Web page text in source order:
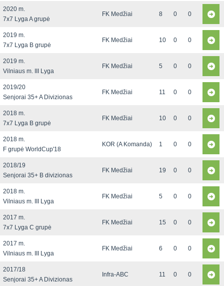
2020 m.
7x7 Lyga A grupė
FK Medžiai 8 0 0
2019 m.
7x7 Lyga B grupė
FK Medžiai 10 0 0
2019 m.
Vilniaus m. III Lyga
FK Medžiai 5 0 0
2019/20
Senjorai 35+ A Divizionas
FK Medžiai 11 0 0
2018 m.
7x7 Lyga B grupė
FK Medžiai 10 0 0
2018 m.
F grupė WorldCup'18
KOR (A Komanda) 1 0 0
2018/19
Senjorai 35+ B divizionas
FK Medžiai 19 0 0
2018 m.
Vilniaus m. III Lyga
FK Medžiai 5 0 0
2017 m.
7x7 Lyga C grupė
FK Medžiai 15 0 0
2017 m.
Vilniaus m. III Lyga
FK Medžiai 6 0 0
2017/18
Senjorai 35+ A Divizionas
Infra-ABC 11 0 0